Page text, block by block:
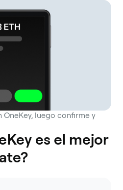
OneKey, luego confirme y
es el mejor